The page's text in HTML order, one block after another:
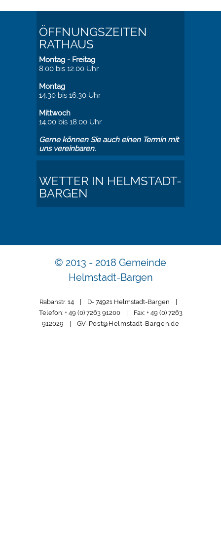
ÖFFNUNGSZEITEN
RATHAUS
Montag - Freitag
8.00 bis 12.00 Uhr
Montag
14.30 bis 16.30 Uhr
Mittwoch
14.00 bis 18.00 Uhr
Gerne können Sie auch einen Termin mit
uns vereinbaren.
WETTER IN HELMSTADT-
BARGEN
© 2013 - 2018 Gemeinde
Helmstadt-Bargen
Rabanstr. 14 | D- 74921 Helmstadt-Bargen |
Telefon: + 49 (0) 7263 91200 | Fax: + 49 (0) 7263
912029 | GV-Post@Helmstadt-Bargen.de